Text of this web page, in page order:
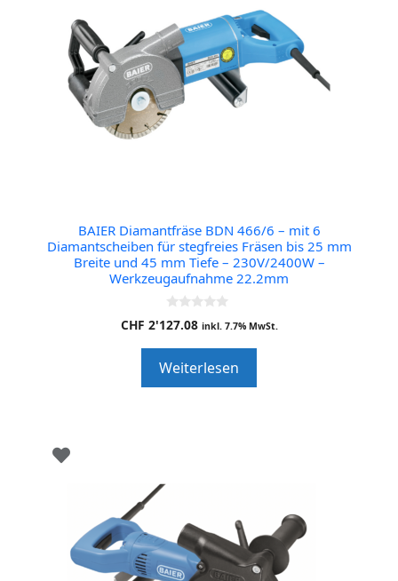
BAIER Diamantfräse BDN 466/6 – mit 6
Diamantscheiben für stegfreies Fräsen bis 25 mm
Breite und 45 mm Tiefe – 230V/2400W –
Werkzeugaufnahme 22.2mm
0
o
o
f
5
CHF 2'127.08 inkl. 7.7% MwSt.
Weiterlesen